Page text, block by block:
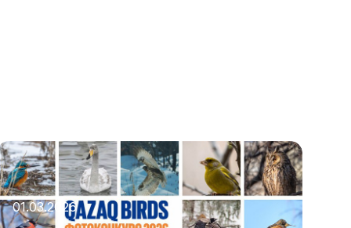
01.03.2026